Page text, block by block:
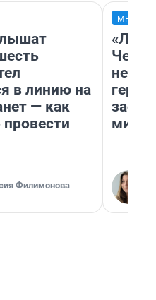
в линию на
— как
Филимонова
Чем
герои